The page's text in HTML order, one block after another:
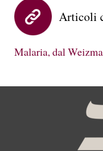
Articoli
Malaria, dal